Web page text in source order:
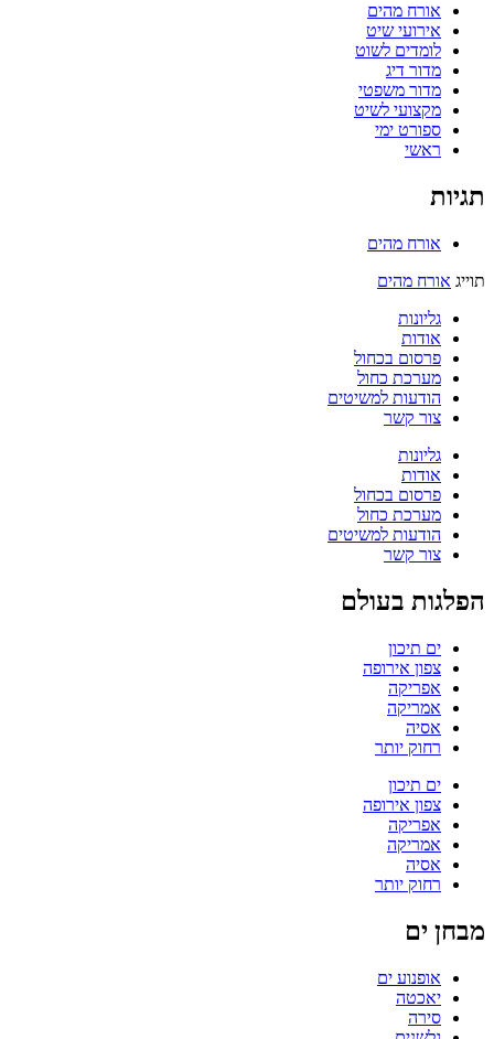
אורח מהים
אירועי שיט
לומדים לשוט
מדור דיג
מדור משפטי
מקצועי לשיט
ספורט ימי
ראשי
תגיות
אורח מהים
תוייג אורח מהים
גליונות
אודות
פרסום בכחול
מערכת כחול
הודעות למשיטים
צור קשר
גליונות
אודות
פרסום בכחול
מערכת כחול
הודעות למשיטים
צור קשר
הפלגות בעולם
ים תיכון
צפון אירופה
אפריקה
אמריקה
אסיה
רחוק יותר
ים תיכון
צפון אירופה
אפריקה
אמריקה
אסיה
רחוק יותר
מבחן ים
אופנוע ים
יאכטה
סירה